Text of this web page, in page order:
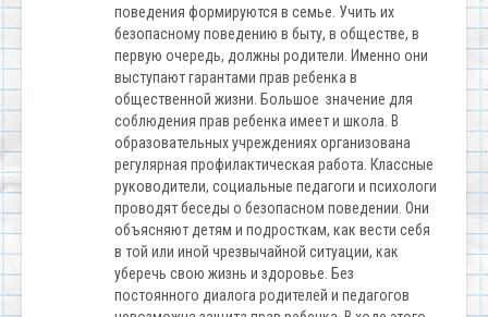
поведения формируются в семье. Учить их
безопасному поведению в быту, в обществе, в
первую очередь, должны родители. Именно они
выступают гарантами прав ребенка в
общественной жизни. Большое значение для
соблюдения прав ребенка имеет и школа. В
образовательных учреждениях организована
регулярная профилактическая работа. Классные
руководители, социальные педагоги и психологи
проводят беседы о безопасном поведении. Они
объясняют детям и подросткам, как вести себя
в той или иной чрезвычайной ситуации, как
уберечь свою жизнь и здоровье. Без
постоянного диалога родителей и педагогов